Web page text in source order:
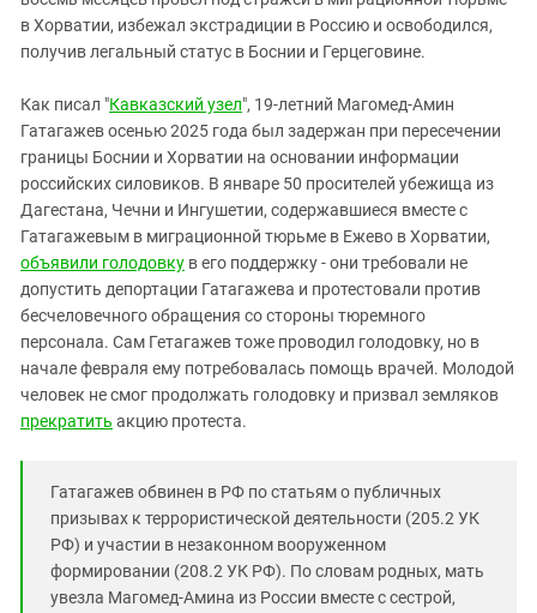
Северная Осетия - Алания
СКФО
Южная Осетия
Южный Кавказ
ЮФО
в Хорватии, избежал экстрадиции в Россию и освободился,
получив легальный статус в Боснии и Герцеговине.
Как писал "Кавказский узел", 19-летний Магомед-Амин
Гатагажев осенью 2025 года был задержан при пересечении
границы Боснии и Хорватии на основании информации
российских силовиков. В январе 50 просителей убежища из
Дагестана, Чечни и Ингушетии, содержавшиеся вместе с
Гатагажевым в миграционной тюрьме в Ежево в Хорватии,
объявили голодовку в его поддержку - они требовали не
допустить депортации Гатагажева и протестовали против
бесчеловечного обращения со стороны тюремного
персонала. Сам Гетагажев тоже проводил голодовку, но в
начале февраля ему потребовалась помощь врачей. Молодой
человек не смог продолжать голодовку и призвал земляков
прекратить акцию протеста.
Гатагажев обвинен в РФ по статьям о публичных
призывах к террористической деятельности (205.2 УК
РФ) и участии в незаконном вооруженном
формировании (208.2 УК РФ). По словам родных, мать
увезла Магомед-Амина из России вместе с сестрой,